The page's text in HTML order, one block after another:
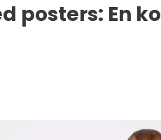
posters: En